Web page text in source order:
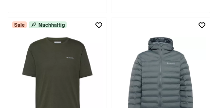
Sale Nachhaltig